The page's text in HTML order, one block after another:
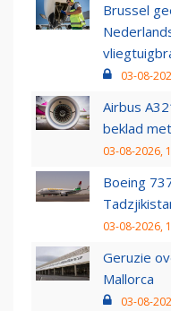
Brussel
03-08-
Airbus
beklad
03-08-2026,
Boeing
03-08-2026,
Geruzie
Mallorca
03-08-